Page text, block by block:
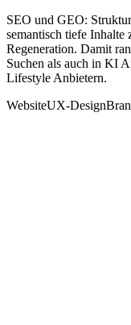
SEO und GEO:
semantisch tiefe
Regeneration. Damit
Suchen als auch in KI
Lifestyle Anbietern.
WebsiteUX-Design